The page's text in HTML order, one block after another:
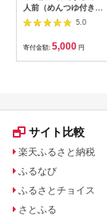
人前（めんつゆ付き）
麺300g×2袋
5.0
寄付金額: 5,000 円
サイト比較
楽天ふるさと納税
ふるなび
ふるさとチョイス
さとふる